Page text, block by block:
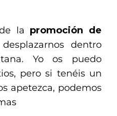
la promoción de
dentro
Yo os puedo
pero si tenéis un
apetezca, podemos